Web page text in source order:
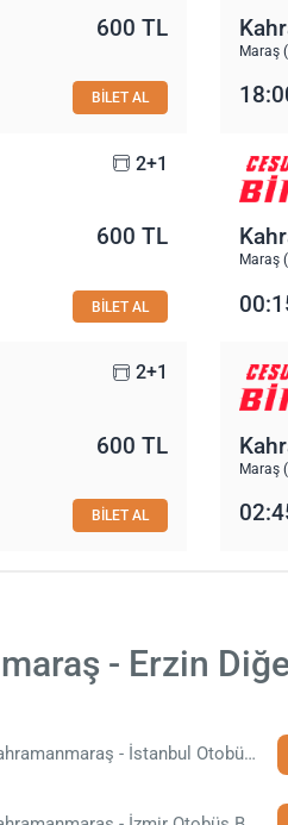
600 TL
BİLET AL
Maraş
2+1
600 TL
BİLET AL
Maraş
2+1
600 TL
BİLET AL
Maraş
- Erzin
Kahramanmaraş - İstanbul Otobüs Bileti